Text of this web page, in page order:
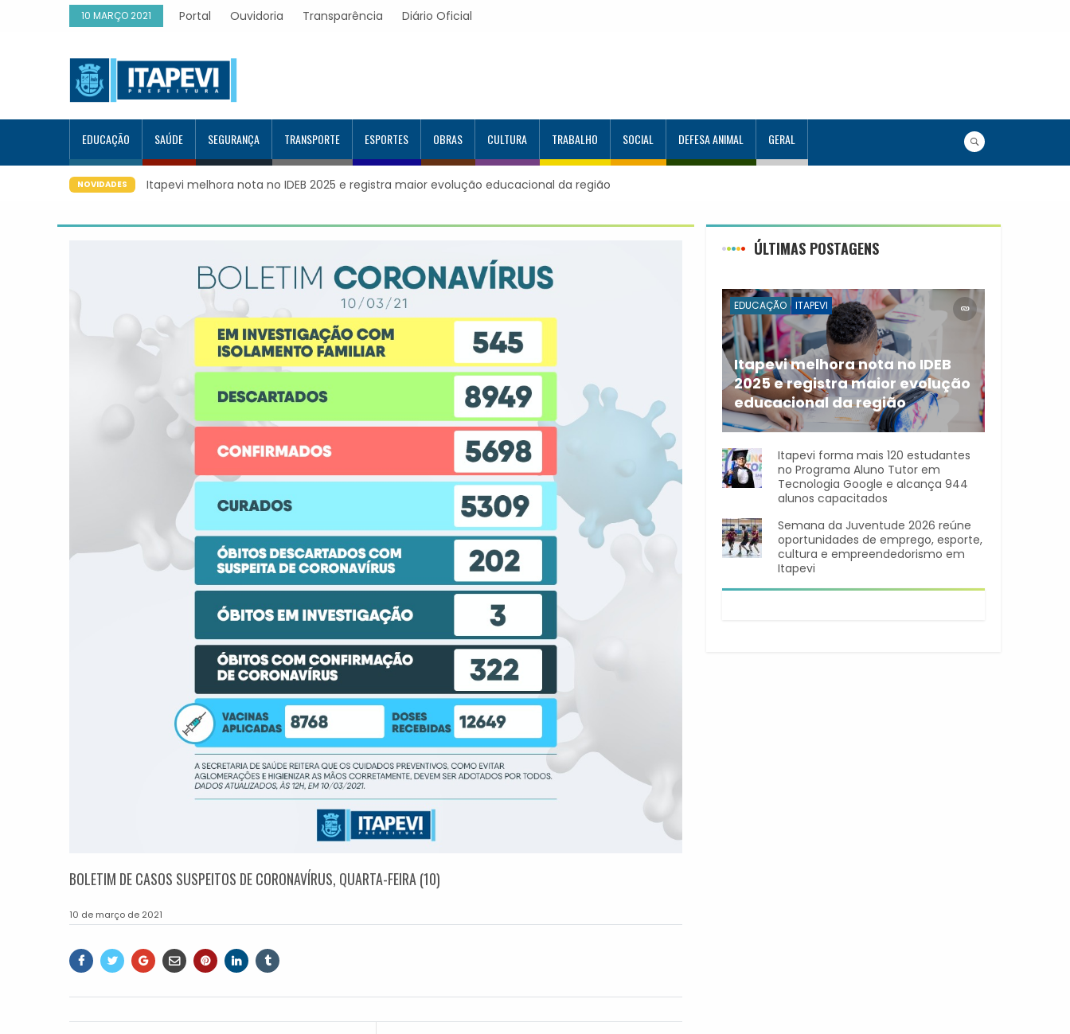
10 MARÇO 2021 Portal Ouvidoria Transparência Diário Oficial
EDUCAÇÃO SAÚDE SEGURANÇA TRANSPORTE ESPORTES OBRAS CULTURA TRABALHO SOCIAL DEFESA ANIMAL GERAL
NOVIDADES Itapevi melhora nota no IDEB 2025 e registra maior evolução educacional da região
BOLETIM DE CASOS SUSPEITOS DE CORONAVÍRUS, QUARTA-FEIRA (10)
10 de março de 2021
ÚLTIMAS POSTAGENS
EDUCAÇÃO ITAPEVI
Itapevi melhora nota no IDEB
2025 e registra maior evolução
educacional da região
A rede municipal de ensino
Itapevi forma mais 120 estudantes
no Programa Aluno Tutor em
Tecnologia Google e alcança 944
alunos capacitados
Semana da Juventude 2026 reúne
oportunidades de emprego, esporte,
cultura e empreendedorismo em
Itapevi